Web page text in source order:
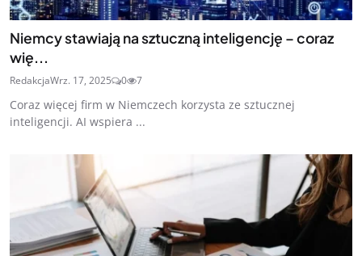
Niemcy stawiają na sztuczną inteligencję – coraz
wię...
RedakcjaWrz. 17, 2025 0 7
Coraz więcej firm w Niemczech korzysta ze sztucznej
inteligencji. AI wspiera ...